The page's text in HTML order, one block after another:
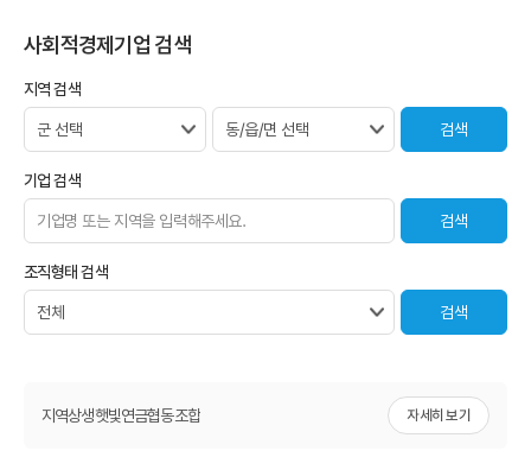
사회적경제기업 검색
지역 검색
기업 검색
조직형태 검색
지역상생햇빛연금협동조합 자세히 보기